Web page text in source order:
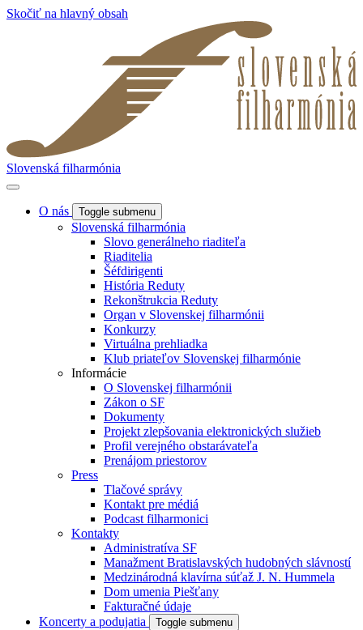
Skočiť na hlavný obsah
Slovenská filharmónia
O nás Toggle submenu
Slovenská filharmónia
Slovo generálneho riaditeľa
Riaditelia
Šéfdirigenti
História Reduty
Rekonštrukcia Reduty
Organ v Slovenskej filharmónii
Konkurzy
Virtuálna prehliadka
Klub priateľov Slovenskej filharmónie
Informácie
O Slovenskej filharmónii
Zákon o SF
Dokumenty
Projekt zlepšovania elektronických služieb
Profil verejného obstarávateľa
Prenájom priestorov
Press
Tlačové správy
Kontakt pre médiá
Podcast filharmonici
Kontakty
Administratíva SF
Manažment Bratislavských hudobných slávností
Medzinárodná klavírna súťaž J. N. Hummela
Dom umenia Piešťany
Fakturačné údaje
Koncerty a podujatia
Toggle submenu